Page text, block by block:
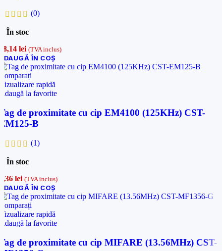
(0)
În stoc
lei (TVA inclus)
ÎN COȘ
rapidă
la favorite
de proximitate cu cip EM4100 (125KHz) CST-
B
(1)
În stoc
lei (TVA inclus)
ÎN COȘ
rapidă
la favorite
de proximitate cu cip MIFARE (13.56MHz) CST-